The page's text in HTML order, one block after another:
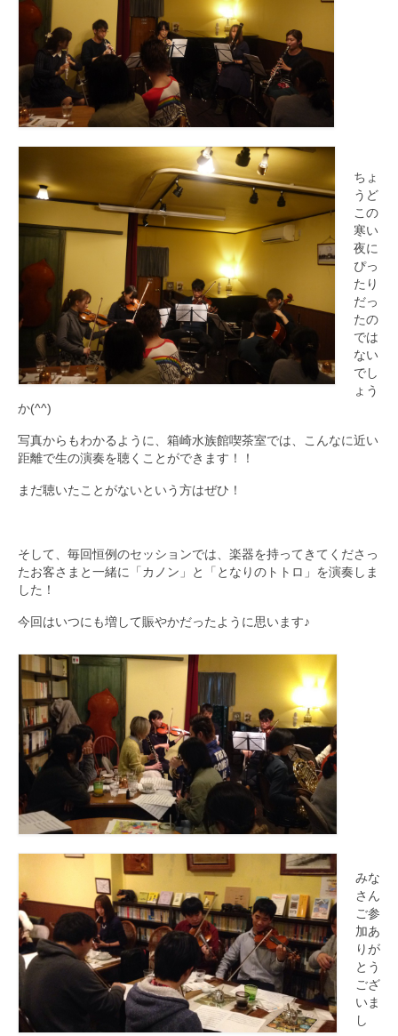
ちょ
うど
この
寒い
夜に
ぴっ
たり
だっ
たの
では
ない
でし
ょう
か(^^)
写真からもわかるように、箱崎水族館喫茶室では、こんなに近い
距離で生の演奏を聴くことができます！！
まだ聴いたことがないという方はぜひ！
そして、毎回恒例のセッションでは、楽器を持ってきてくださっ
たお客さまと一緒に「カノン」と「となりのトトロ」を演奏しま
した！
今回はいつにも増して賑やかだったように思います♪
みな
さん
ご参
加あ
りが
とう
ござ
いま
し